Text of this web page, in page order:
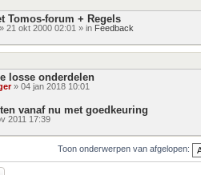
Tomos-forum + Regels
21 okt 2000 02:01 » in Feedback
losse onderdelen
» 04 jan 2018 10:01
vanaf nu met goedkeuring
2011 17:39
Toon onderwerpen van afgelopen: